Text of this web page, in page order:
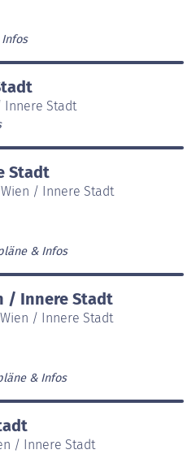
Innere Stadt
Stadt
Wien / Innere Stadt
& Infos
/ Innere Stadt
/ Innere Stadt
& Infos
/ Innere Stadt